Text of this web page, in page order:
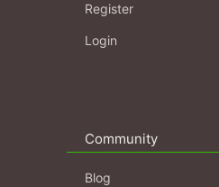
Register
Login
Community
Blog